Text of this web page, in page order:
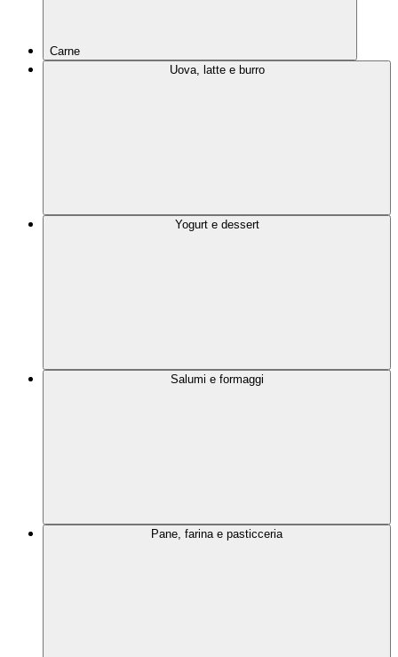
Carne
Uova, latte e burro
Yogurt e dessert
Salumi e formaggi
Pane, farina e pasticceria